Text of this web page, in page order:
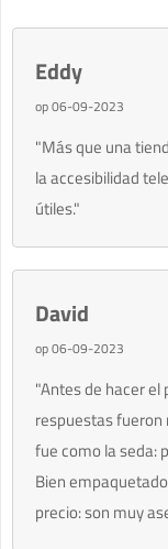
Eddy
op 06-09-2023
"Más que una
la accesibilidad
útiles."
David
op 06-09-2023
"Antes de hacer el
respuestas fueron
fue como la seda:
Bien
precio: son muy